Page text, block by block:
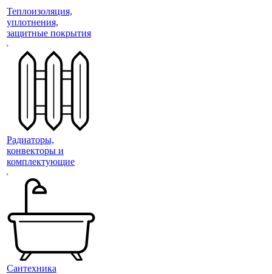
Теплоизоляция,
уплотнения,
защитные покрытия
Радиаторы,
конвекторы и
комплектующие
Сантехника